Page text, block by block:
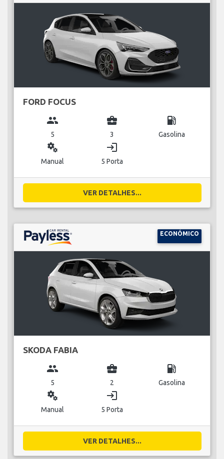
FORD FOCUS
group
5
business_center
3
local_gas_station
Gasolina
miscellaneous_services
Manual
login
5 Porta
VER DETALHES...
ECONÓMICO
SKODA FABIA
group
5
business_center
2
local_gas_station
Gasolina
miscellaneous_services
Manual
login
5 Porta
VER DETALHES...